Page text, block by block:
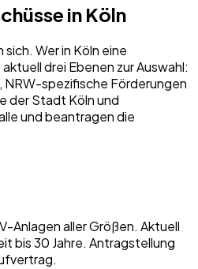
in Köln
Wer in Köln eine
drei Ebenen zur Auswahl:
spezifische Förderungen
der Stadt Köln und
und beantragen die
Anlagen aller Größen. Aktuell
bis 30 Jahre. Antragstellung